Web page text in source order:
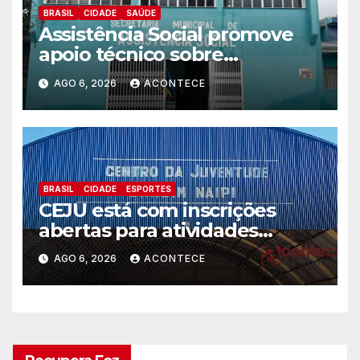
BRASIL CIDADE SAÚDE
Assistência Social promove
apoio técnico sobre
preparação e resposta a
situações de emergência e
calamidade pública
AGO 6, 2026 ACONTECE
BRASIL CIDADE ESPORTES
CEJU está com inscrições
abertas para atividades
gratuitas
AGO 6, 2026 ACONTECE